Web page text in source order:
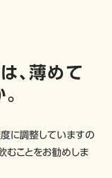
、薄めて
に調整していますの
むことをお勧めしま